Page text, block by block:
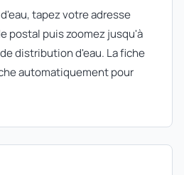
tapez votre adresse
postal puis zoomez jusqu'à
distribution d'eau. La fiche
automatiquement pour